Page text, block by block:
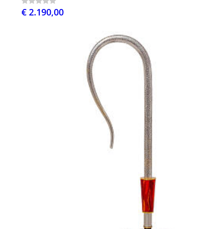
€ 2.190,00